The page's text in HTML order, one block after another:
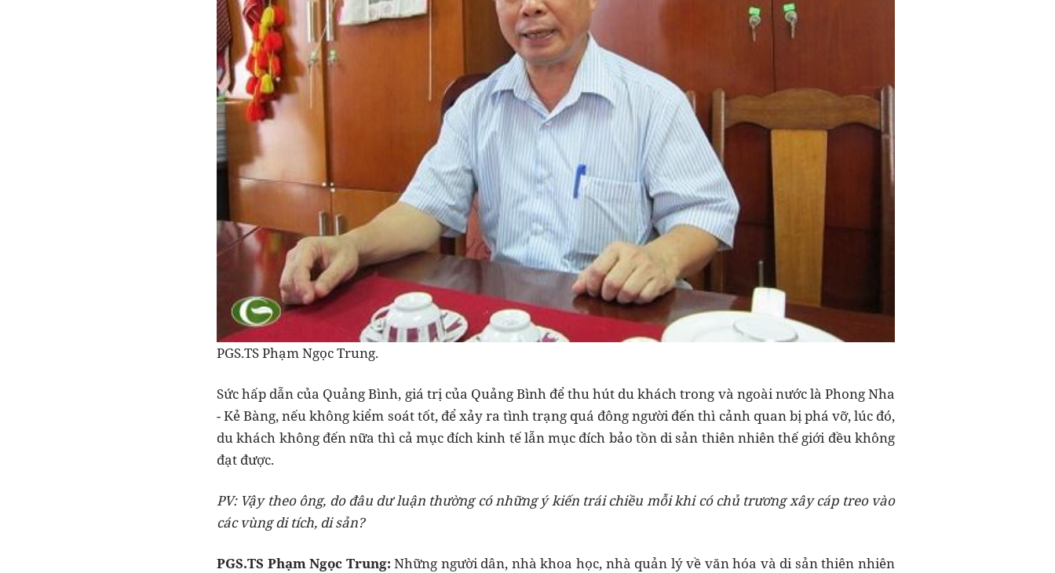
PGS.TS Phạm Ngọc Trung.
Sức hấp dẫn của Quảng Bình, giá trị của Quảng Bình để thu hút du khách trong và ngoài nước là Phong Nha
- Kẻ Bàng, nếu không kiểm soát tốt, để xảy ra tình trạng quá đông người đến thì cảnh quan bị phá vỡ, lúc đó,
du khách không đến nữa thì cả mục đích kinh tế lẫn mục đích bảo tồn di sản thiên nhiên thế giới đều không
đạt được.
PV: Vậy theo ông, do đâu dư luận thường có những ý kiến trái chiều mỗi khi có chủ trương xây cáp treo vào
các vùng di tích, di sản?
PGS.TS Phạm Ngọc Trung: Những người dân, nhà khoa học, nhà quản lý về văn hóa và di sản thiên nhiên